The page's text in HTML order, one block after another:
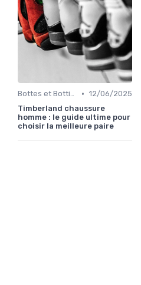
Bottes et Bottines • 12/06/2025
Timberland chaussure
homme : le guide ultime pour
choisir la meilleure paire